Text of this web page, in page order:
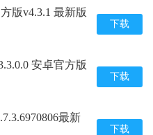
版v4.3.1 最新版
下载
安卓官方版
下载
最新
下载